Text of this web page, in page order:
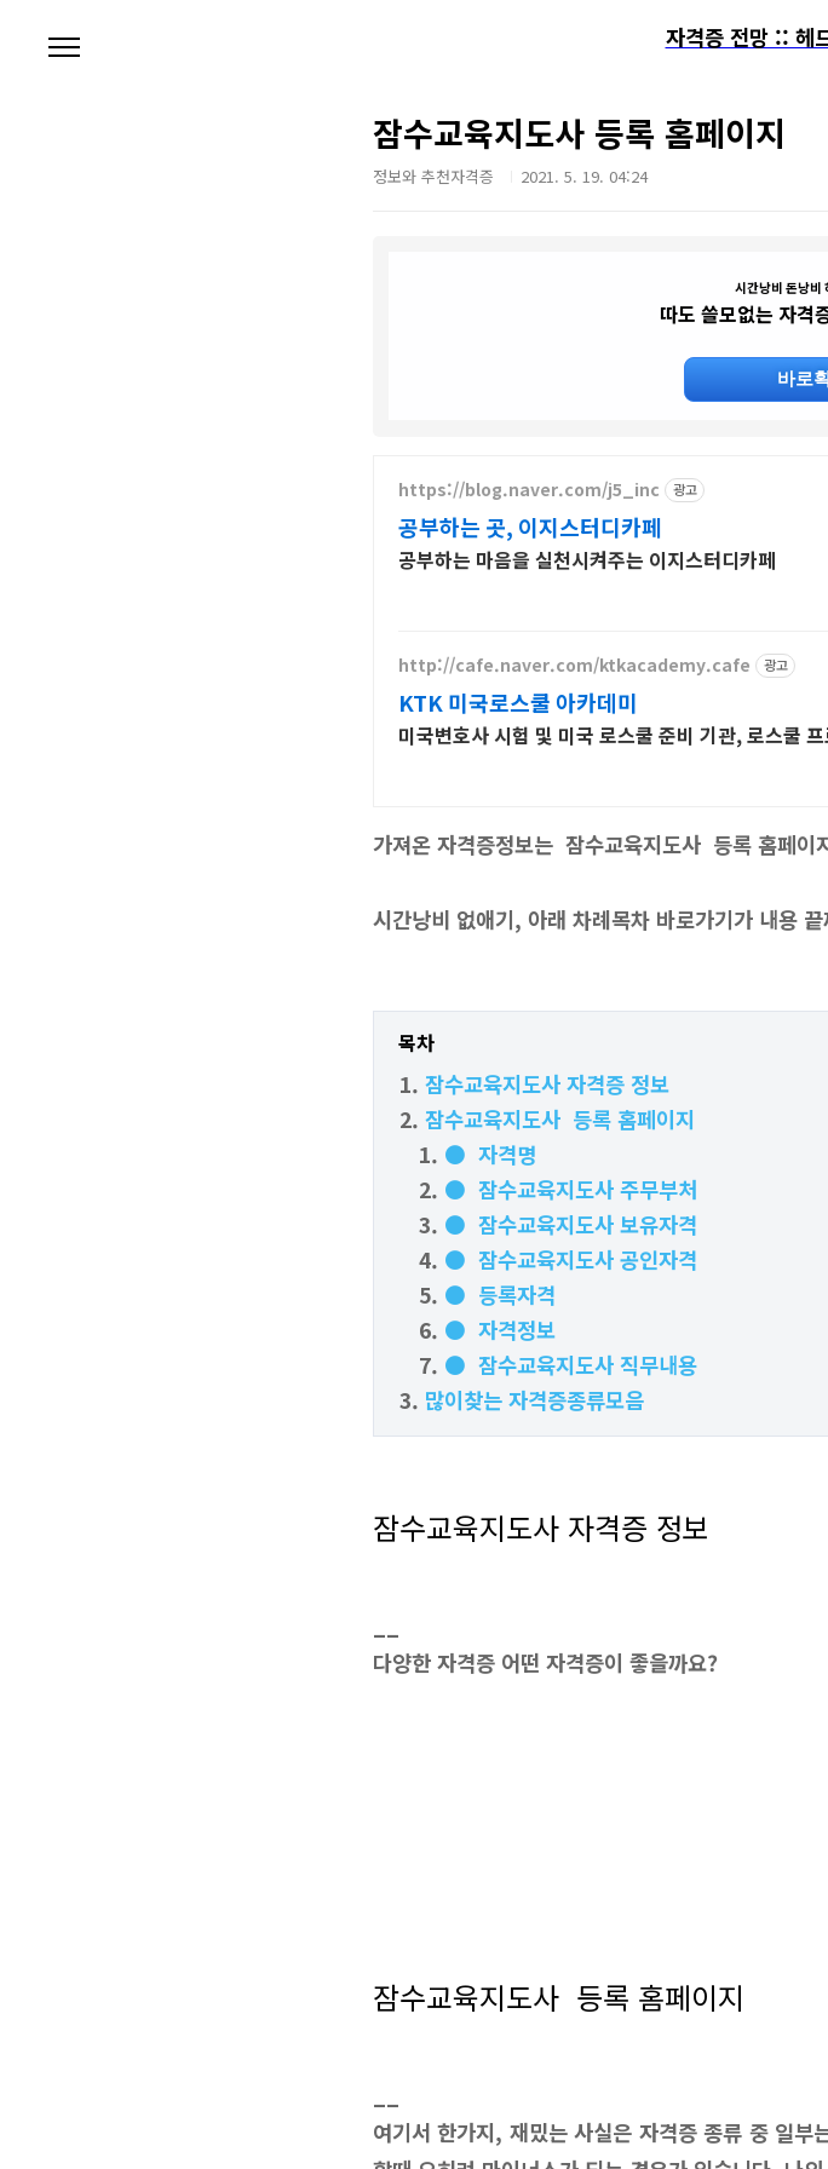
자격증 전망 :: 헤
잠수교육지도사 등록 홈페이지
정보와 추천자격증 2021. 5. 19. 04:24
시간낭비 돈낭비
따도 쓸모없는 자격
바로
https://blog.naver.com/j5_inc 광고
공부하는 곳, 이지스터디카페
공부하는 마음을 실천시켜주는 이지스터디카페
http://cafe.naver.com/ktkacademy.cafe 광고
KTK 미국로스쿨 아카데미
미국변호사 시험 및 미국 로스쿨 준비 기관, 로스쿨
가져온 자격증정보는 잠수교육지도사 등록 홈페이
시간낭비 없애기, 아래 차례목차 바로가기가 내용
목차
잠수교육지도사 자격증 정보
잠수교육지도사 등록 홈페이지
● 자격명
● 잠수교육지도사 주무부처
● 잠수교육지도사 보유자격
● 잠수교육지도사 공인자격
● 등록자격
● 자격정보
● 잠수교육지도사 직무내용
많이찾는 자격증종류모음
잠수교육지도사 자격증 정보
다양한 자격증 어떤 자격증이 좋을까요?
잠수교육지도사 등록 홈페이지
여기서 한가지, 재밌는 사실은 자격증 종류 중 일